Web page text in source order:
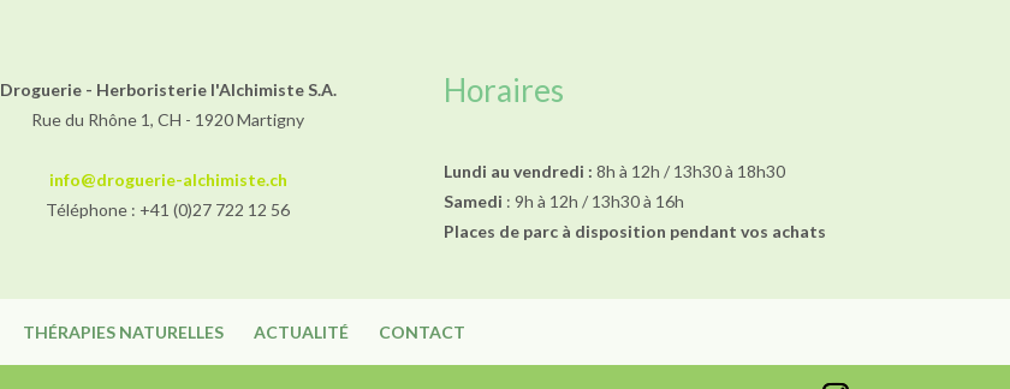
Droguerie - Herboristerie l'Alchimiste S.A.
Rue du Rhône 1, CH - 1920 Martigny
info@droguerie-alchimiste.ch
Téléphone : +41 (0)27 722 12 56
Horaires
Lundi au vendredi : 8h à 12h / 13h30 à 18h30
Samedi : 9h à 12h / 13h30 à 16h
Places de parc à disposition pendant vos achats
THÉRAPIES NATURELLES ACTUALITÉ CONTACT